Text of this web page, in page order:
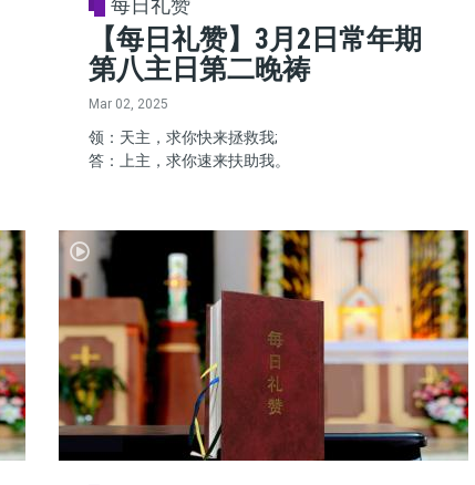
每日礼赞
【每日礼赞】3月2日常年期
第八主日第二晚祷
Mar 02, 2025
领：天主，求你快来拯救我;
答：上主，求你速来扶助我。